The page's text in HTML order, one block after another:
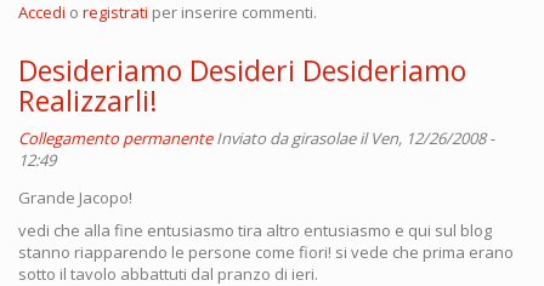
Accedi o registrati per inserire commenti.
Desideriamo Desideri Desideriamo
Realizzarli!
Collegamento permanente Inviato dagirasolaeil Ven, 12/26/2008 -
12:49
Grande Jacopo!
vedi che alla fine entusiasmo tira altro entusiasmo e qui sul blog
stanno riapparendo le persone come fiori! si vede che prima erano
sotto il tavolo abbattuti dal pranzo di ieri.